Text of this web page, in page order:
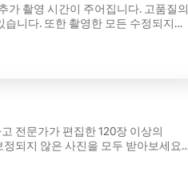
가 촬영 시간이 주어집니다. 고품질의
니다. 또한 촬영한 모든 수정되지
영에는 대부분의 섬 여행이
전문가가 편집한 120장 이상의
되지 않은 사진을 모두 받아보세요.